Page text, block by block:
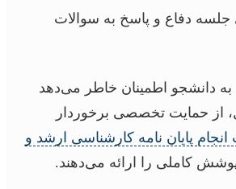
دفاع و پاسخ به سوالات
به دانشجو اطمینان خاطر می‌دهد
از حمایت تخصصی برخوردار
پایان نامه کارشناسی ارشد و
کاملی را ارائه می‌دهند.